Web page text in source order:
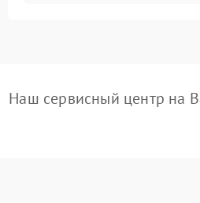
Наш сервисный центр на